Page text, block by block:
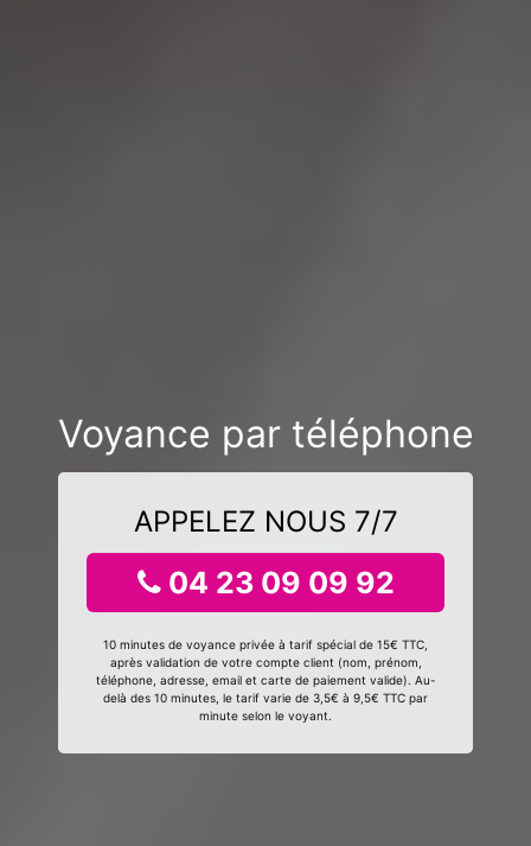
Voyance par téléphone
APPELEZ NOUS 7/7
04 23 09 09 92
10 minutes de voyance privée à tarif spécial de 15€ TTC,
après validation de votre compte client (nom, prénom,
téléphone, adresse, email et carte de paiement valide). Au-
delà des 10 minutes, le tarif varie de 3,5€ à 9,5€ TTC par
minute selon le voyant.